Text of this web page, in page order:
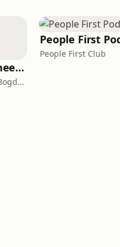
The art of Engineering Management
Bohdan Nanovskyi, Bogdan Ponomarchuk
People First
People First Club